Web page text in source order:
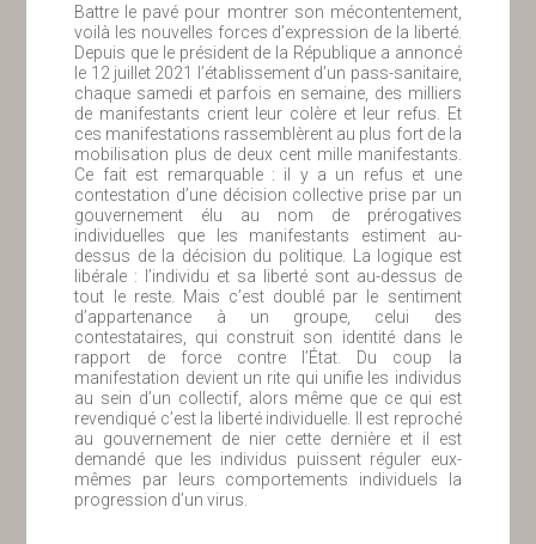
Battre le pavé pour montrer son mécontentement,
voilà les nouvelles forces d’expression de la liberté.
Depuis que le président de la République a annoncé
le 12 juillet 2021 l’établissement d’un pass-sanitaire,
chaque samedi et parfois en semaine, des milliers
de manifestants crient leur colère et leur refus. Et
ces manifestations rassemblèrent au plus fort de la
mobilisation plus de deux cent mille manifestants.
Ce fait est remarquable : il y a un refus et une
contestation d’une décision collective prise par un
gouvernement élu au nom de prérogatives
individuelles que les manifestants estiment au-
dessus de la décision du politique. La logique est
libérale : l’individu et sa liberté sont au-dessus de
tout le reste. Mais c’est doublé par le sentiment
d’appartenance à un groupe, celui des
contestataires, qui construit son identité dans le
rapport de force contre l’État. Du coup la
manifestation devient un rite qui unifie les individus
au sein d’un collectif, alors même que ce qui est
revendiqué c’est la liberté individuelle. Il est reproché
au gouvernement de nier cette dernière et il est
demandé que les individus puissent réguler eux-
mêmes par leurs comportements individuels la
progression d’un virus.